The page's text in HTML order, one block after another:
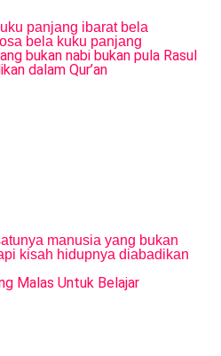
panjang ibarat bela
bela kuku panjang
manusia yang bukan
kisah hidupnya diabadikan